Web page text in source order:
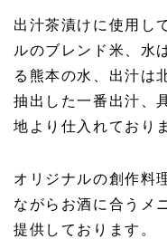
出汁茶漬けに使用し
ルのブレンド米、水
る熊本の水、出汁は
抽出した一番出汁、
地より仕入れており
オリジナルの創作料
ながらお酒に合うメ
提供しております。